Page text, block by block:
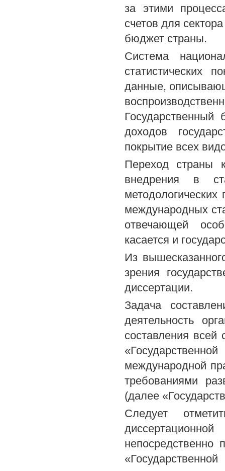
за этими
счетов для
бюджет страны.
Система
статистических
данные,
доходов
покрытие всех
Переход страны
внедрения в
международных
отвечающей
касается и
Из
зрения
диссертации.
Задача
деятельность
составления всей
международной
требованиями
(далее
Следует
непосредственно